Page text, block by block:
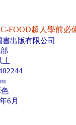
FOOD超人學前必
出版有限公司
上
6月